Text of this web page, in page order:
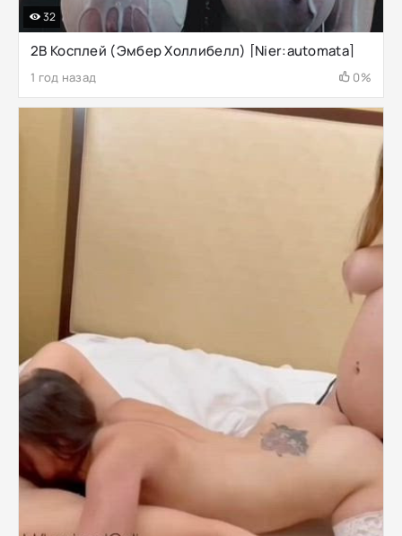
2B Косплей (Эмбер Холлибелл) [Nier:automata]
1 год назад 0%
32